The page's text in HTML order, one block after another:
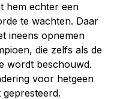
hem echter een
te wachten. Daar
ineens opnemen
die zelfs als de
wordt beschouwd.
voor hetgeen